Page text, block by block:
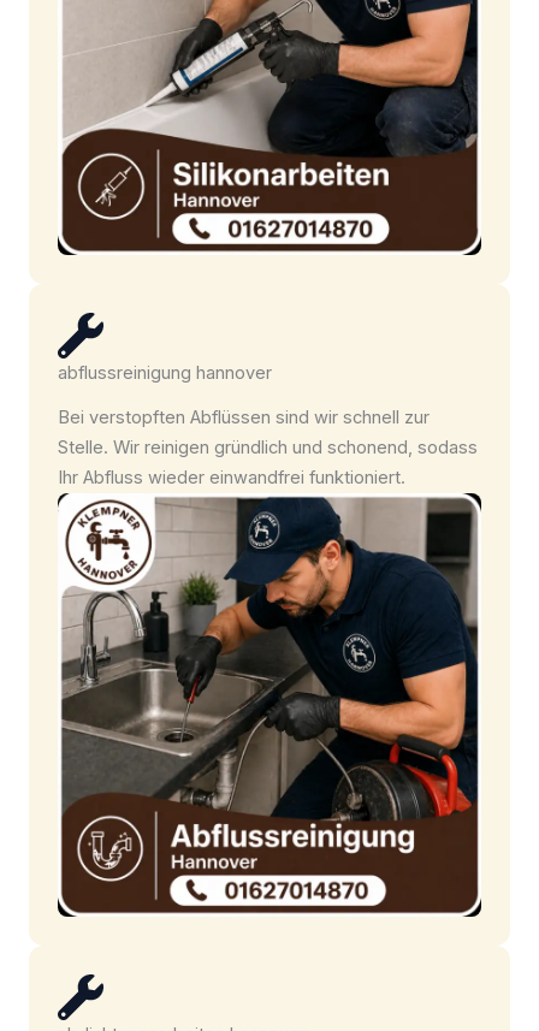
abflussreinigung hannover
Bei verstopften Abflüssen sind wir schnell zur
Stelle. Wir reinigen gründlich und schonend, sodass
Ihr Abfluss wieder einwandfrei funktioniert.